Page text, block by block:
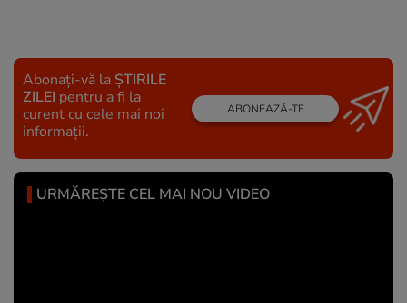
Abonați-vă la ȘTIRILE
ZILEI pentru a fi la
curent cu cele mai noi
informații.
ABONEAZĂ-TE
URMĂREȘTE CEL MAI NOU VIDEO